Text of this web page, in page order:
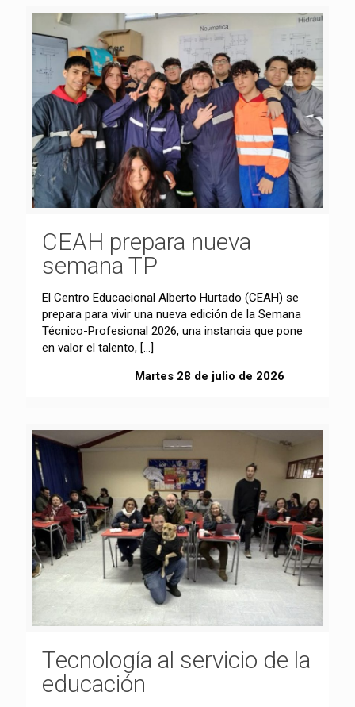
CEAH prepara nueva
semana TP
El Centro Educacional Alberto Hurtado (CEAH) se
prepara para vivir una nueva edición de la Semana
Técnico-Profesional 2026, una instancia que pone
en valor el talento, […]
Martes 28 de julio de 2026
Tecnología al servicio de la
educación